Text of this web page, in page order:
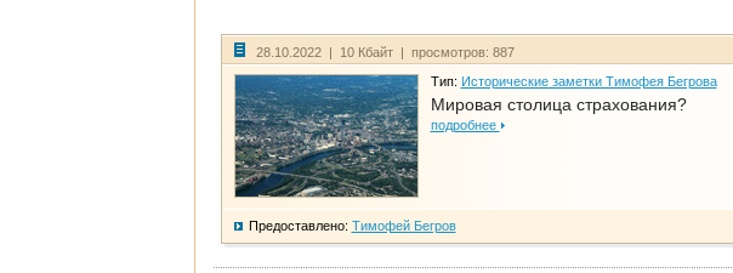
28.10.2022 | 10 Кбайт | просмотров: 887
Тип: Исторические заметки Тимофея Бегрова
Мировая столица страхования?
подробнее
Предоставлено: Тимофей Бегров